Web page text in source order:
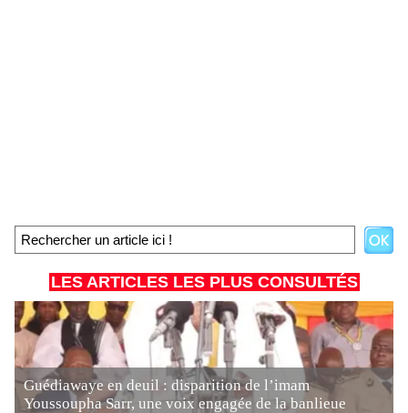
LES ARTICLES LES PLUS CONSULTÉS
Guédiawaye en deuil : disparition de l’imam
Youssoupha Sarr, une voix engagée de la banlieue